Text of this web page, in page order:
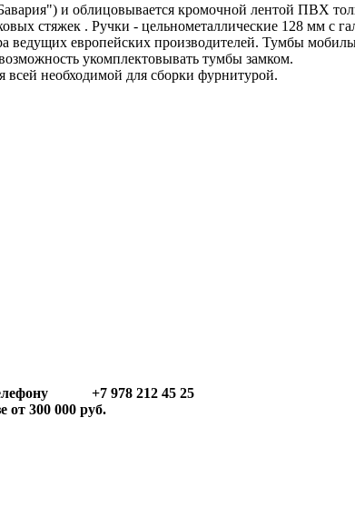
и облицовывается кромочной лентой ПВХ
стяжек . Ручки - цельнометаллические 128 мм с
ведущих европейских производителей. Тумбы
укомплектовывать тумбы замком.
необходимой для сборки фурнитурой.
+7 978 212 45 25
от 300 000 руб.